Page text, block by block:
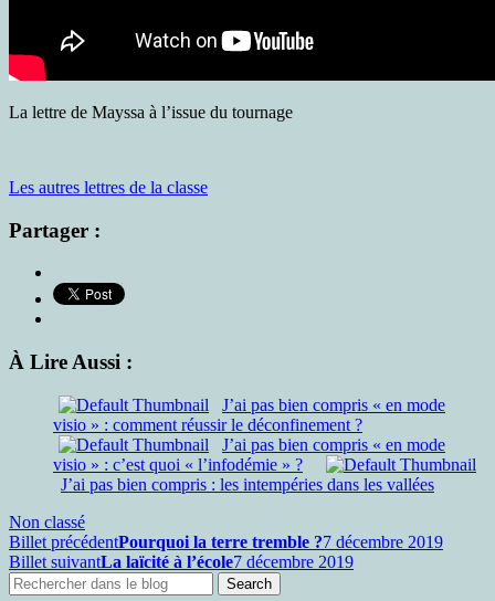
La lettre de Mayssa à l’issue du tournage
Les autres lettres de la classe
Partager :
À Lire Aussi :
J’ai pas bien compris « en mode
visio » : comment réussir le déconfinement ?
J’ai pas bien compris « en mode
visio » : c’est quoi « l’infodémie » ?
J’ai pas bien compris : les intempéries dans les vallées
Non classé
Billet précédentPourquoi la terre tremble ?7 décembre 2019
Billet suivantLa laïcité à l’école7 décembre 2019